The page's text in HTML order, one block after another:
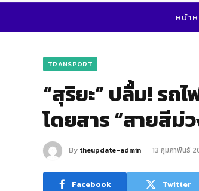
หน้า
TRANSPORT
“สุริยะ” ปลื้ม! ร
โดยสาร “สายสีม่
By theupdate-admin 13 กุมภาพันธ์
Facebook Twitter